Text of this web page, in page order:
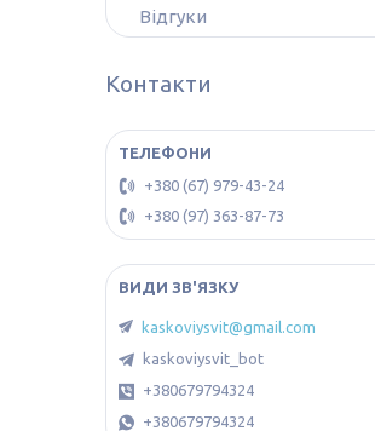
Відгуки
Контакти
+380 (67) 979-43-24
+380 (97) 363-87-73
kaskoviysvit@gmail.com
kaskoviysvit_bot
+380679794324
+380679794324